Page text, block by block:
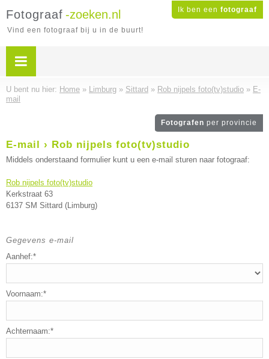
Ik ben een fotograaf
Fotograaf -zoeken.nl
Vind een fotograaf bij u in de buurt!
U bent nu hier: Home » Limburg » Sittard » Rob nijpels foto(tv)studio » E-
mail
Fotografen per provincie
E-mail › Rob nijpels foto(tv)studio
Middels onderstaand formulier kunt u een e-mail sturen naar fotograaf:
Rob nijpels foto(tv)studio
Kerkstraat 63
6137 SM Sittard (Limburg)
Gegevens e-mail
Aanhef:*
Voornaam:*
Achternaam:*